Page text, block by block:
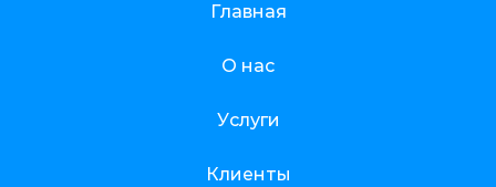
Главная
О нас
Услуги
Клиенты